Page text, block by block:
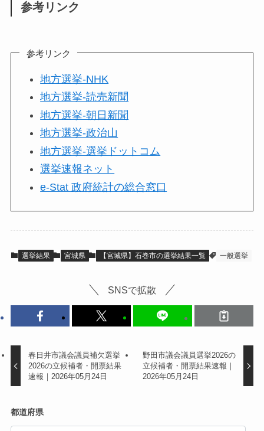
参考リンク
参考リンク
地方選挙-NHK
地方選挙-読売新聞
地方選挙-朝日新聞
地方選挙-政治山
地方選挙-選挙ドットコム
選挙速報ネット
e-Stat 政府統計の総合窓口
選挙結果 宮城県 【宮城県】石巻市の選挙結果一覧 一般選挙
SNSで拡散
春日井市議会議員補欠選挙
2026の立候補者・開票結果
速報｜2026年05月24日
野田市議会議員選挙2026の
立候補者・開票結果速報｜
2026年05月24日
都道府県